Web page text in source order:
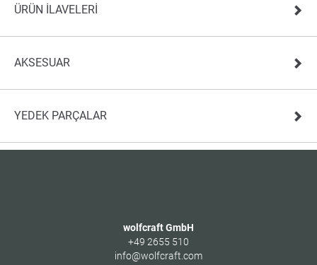
ÜRÜN ILAVELERI
AKSESUAR
YEDEK PARÇALAR
wolfcraft GmbH
+49 2655 510
info@wolfcraft.com